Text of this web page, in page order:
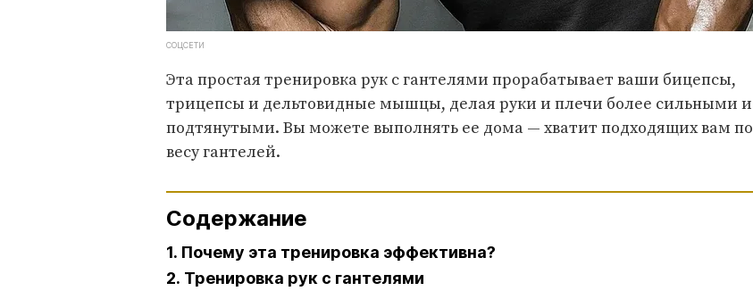
СОЦСЕТИ
Эта простая тренировка рук с гантелями прорабатывает ваши бицепсы,
трицепсы и дельтовидные мышцы, делая руки и плечи более сильными и
подтянутыми. Вы можете выполнять ее дома — хватит подходящих вам по
весу гантелей.
Содержание
1. Почему эта тренировка эффективна?
2. Тренировка рук с гантелями